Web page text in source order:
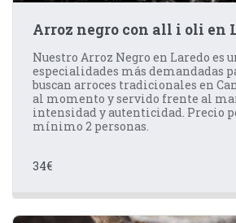
Arroz negro con all i oli en
Nuestro Arroz Negro en Laredo es
especialidades más demandadas
buscan arroces tradicionales en
al momento y servido frente al
intensidad y autenticidad. Precio
mínimo 2 personas.
34€